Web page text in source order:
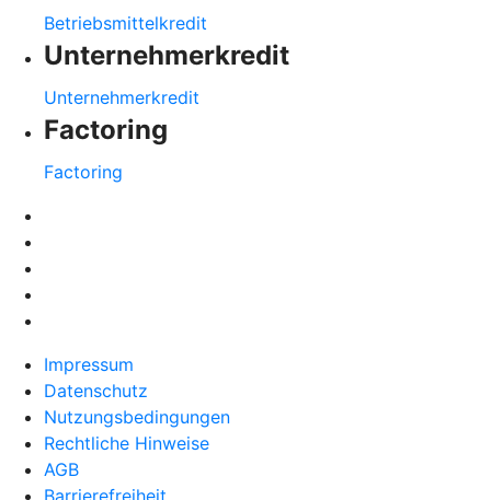
Betriebsmittelkredit
Unternehmerkredit
Unternehmerkredit
Factoring
Factoring
Impressum
Datenschutz
Nutzungsbedingungen
Rechtliche Hinweise
AGB